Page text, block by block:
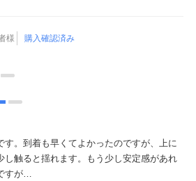
様
購入確認済み
す。到着も早くてよかったのですが、上に
し触ると揺れます。もう少し安定感があれ
すが…